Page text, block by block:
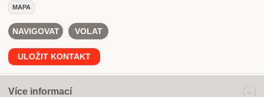
MAPA
NAVIGOVAT VOLAT
ULOŽIT KONTAKT
Více informací